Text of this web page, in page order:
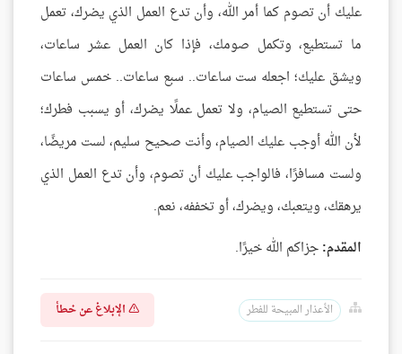
عليك أن تصوم كما أمر الله، وأن تدع العمل الذي يضرك، تعمل
ما تستطيع، وتكمل صومك، فإذا كان العمل عشر ساعات،
ويشق عليك؛ اجعله ست ساعات.. سبع ساعات.. خمس ساعات
حتى تستطيع الصيام، ولا تعمل عملًا يضرك، أو يسبب فطرك؛
لأن الله أوجب عليك الصيام، وأنت صحيح سليم، لست مريضًا،
ولست مسافرًا، فالواجب عليك أن تصوم، وأن تدع العمل الذي
يرهقك، ويتعبك، ويضرك، أو تخففه، نعم.
المقدم:جزاكم الله خيرًا.
الأعذار المبيحة للفطر الإبلاغ عن خطأ